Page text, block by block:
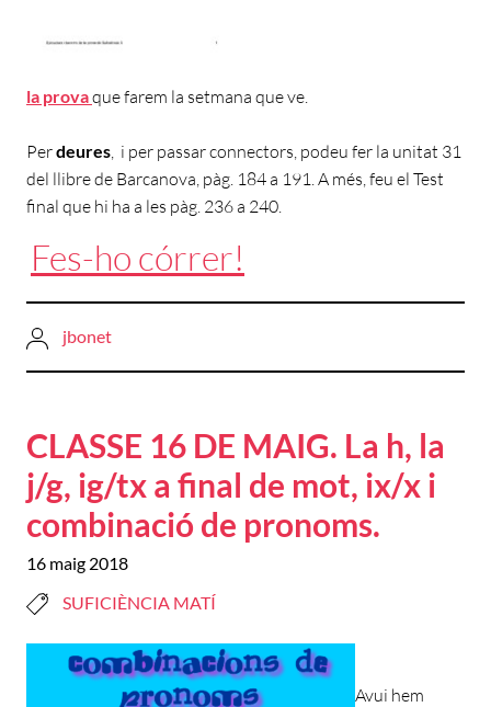
la provaque farem la setmana que ve.
Perdeures, i per passar connectors, podeu fer la unitat 31
del llibre de Barcanova, pàg. 184 a 191. A més, feu el Test
final que hi ha a les pàg. 236 a 240.
Fes-ho córrer!
jbonet
CLASSE 16 DE MAIG. La h, la
j/g, ig/tx a final de mot, ix/x i
combinació de pronoms.
16 maig 2018
SUFICIÈNCIA MATÍ
Avui hem